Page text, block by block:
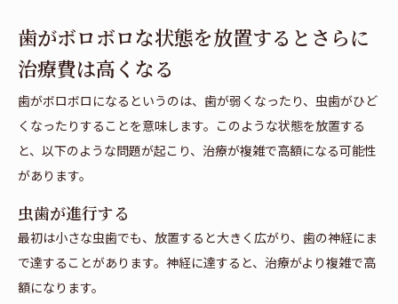
歯がボロボロな状態を放置するとさらに
治療費は高くなる
歯がボロボロになるというのは、歯が弱くなったり、虫歯がひど
くなったりすることを意味します。このような状態を放置する
と、以下のような問題が起こり、治療が複雑で高額になる可能性
があります。
虫歯が進行する
最初は小さな虫歯でも、放置すると大きく広がり、歯の神経にま
で達することがあります。神経に達すると、治療がより複雑で高
額になります。